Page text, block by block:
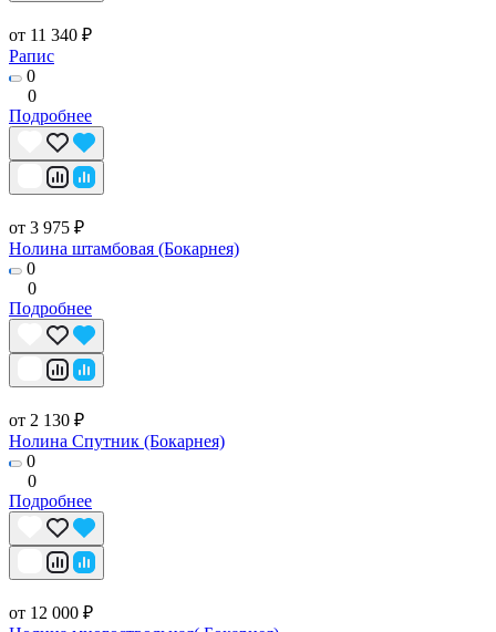
от 11 340 ₽
Рапис
0
0
Подробнее
от 3 975 ₽
Нолина штамбовая (Бокарнея)
0
0
Подробнее
от 2 130 ₽
Нолина Спутник (Бокарнея)
0
0
Подробнее
от 12 000 ₽